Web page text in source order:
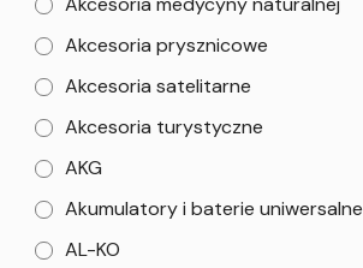
Akcesoria prysznicowe
Akcesoria satelitarne
Akcesoria turystyczne
AKG
Akumulatory i baterie uniwersalne
AL-KO